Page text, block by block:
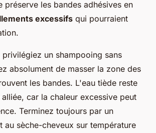
préserve les bandes adhésives en
excessifs qui pourraient
privilégiez un shampooing sans
absolument de masser la zone des
les bandes. L'eau tiède reste
car la chaleur excessive peut
Terminez toujours par un
au sèche-cheveux sur température